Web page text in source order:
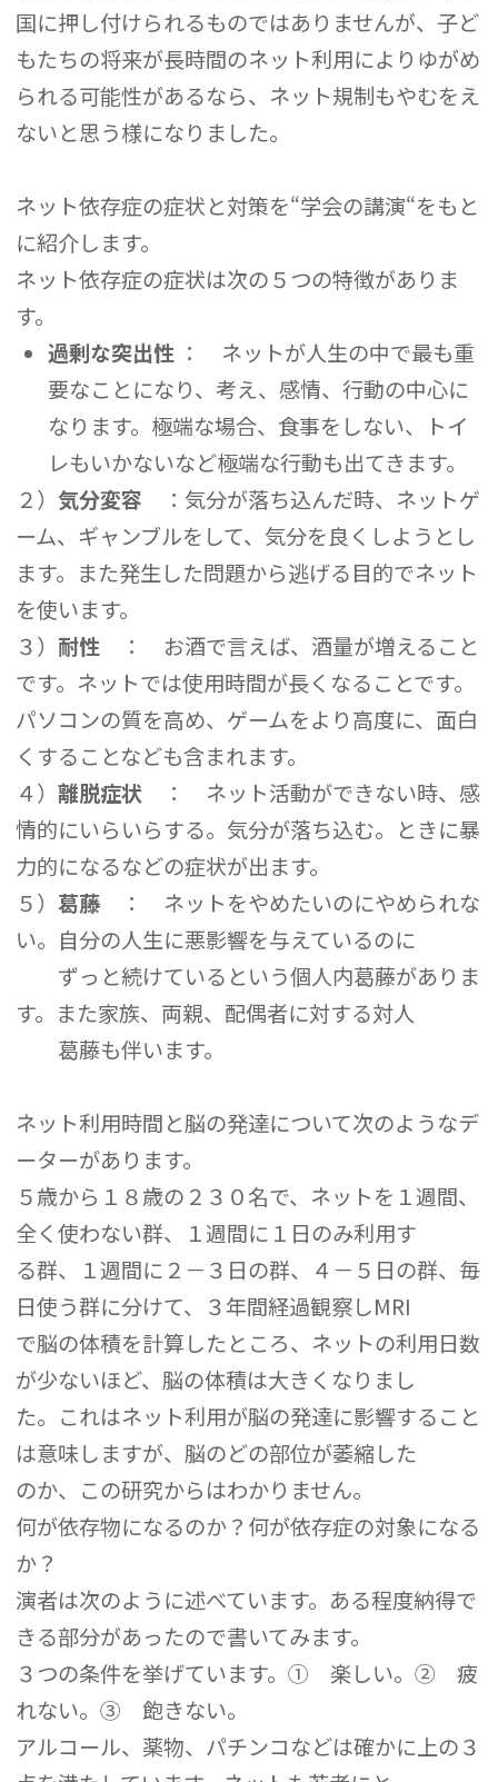
国に押し付けられるものではありませんが、子ど
もたちの将来が長時間のネット利用によりゆがめ
られる可能性があるなら、ネット規制もやむをえ
ないと思う様になりました。
ネット依存症の症状と対策を“学会の講演“をもと
に紹介します。
ネット依存症の症状は次の５つの特徴がありま
す。
過剰な突出性 ： ネットが人生の中で最も重
要なことになり、考え、感情、行動の中心に
なります。極端な場合、食事をしない、トイ
レもいかないなど極端な行動も出てきます。
２）気分変容
：気分が落ち込んだ時、ネットゲ
ーム、ギャンブルをして、気分を良くしようとし
ます。また発生した問題から逃げる目的でネット
を使います。
３） 耐性
： お酒で言えば、酒量が増えること
です。ネットでは使用時間が長くなることです。
パソコンの質を高め、ゲームをより高度に、面白
くすることなども含まれます。
４）離脱症状 ： ネット活動ができない時、感
情的にいらいらする。気分が落ち込む。ときに暴
力的になるなどの症状が出ます。
５）葛藤 ： ネットをやめたいのにやめられな
い。自分の人生に悪影響を与えているのに
ずっと続けているという個人内葛藤がありま
す。また家族、両親、配偶者に対する対人
葛藤も伴います。
ネット利用時間と脳の発達について次のようなデ
ーターがあります。
５歳から１８歳の２３０名で、ネットを１週間、
全く使わない群、１週間に１日のみ利用す
る群、１週間に２－３日の群、４－５日の群、毎
日使う群に分けて、３年間経過観察しMRI
で脳の体積を計算したところ、ネットの利用日数
が少ないほど、脳の体積は大きくなりまし
た。これはネット利用が脳の発達に影響すること
は意味しますが、脳のどの部位が萎縮した
のか、この研究からはわかりません。
何が依存物になるのか？何が依存症の対象になる
か？
演者は次のように述べています。ある程度納得で
きる部分があったので書いてみます。
３つの条件を挙げています。① 楽しい。② 疲
れない。③ 飽きない。
アルコール、薬物、パチンコなどは確かに上の３